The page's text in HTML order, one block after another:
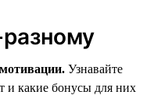
Узнавайте
и какие бонусы для них